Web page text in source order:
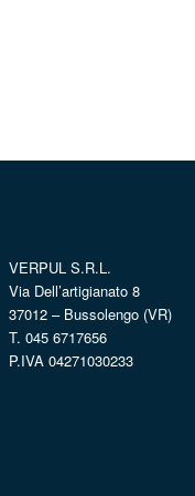
VERPUL S.R.L.
Via Dell’artigianato 8
37012 – Bussolengo (VR)
T. 045 6717656
P.IVA 04271030233